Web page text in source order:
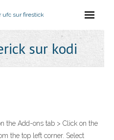
ufc sur firestick
sur kodi
the Add-ons tab > Click on the
the top left corner. Select